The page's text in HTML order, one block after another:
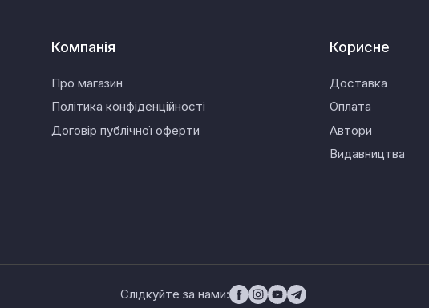
Компанія
Про магазин
Політика конфіденційності
Договір публічної оферти
Корисне
Доставка
Оплата
Автори
Видавництва
Слідкуйте за нами: